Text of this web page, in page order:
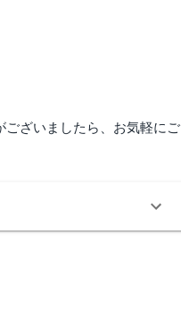
ざいましたら、お気軽にご